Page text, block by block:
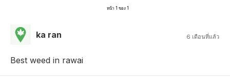
หน้า 1 ของ 1
ka ran 6 เดือนที่แล้ว
Best weed in rawai